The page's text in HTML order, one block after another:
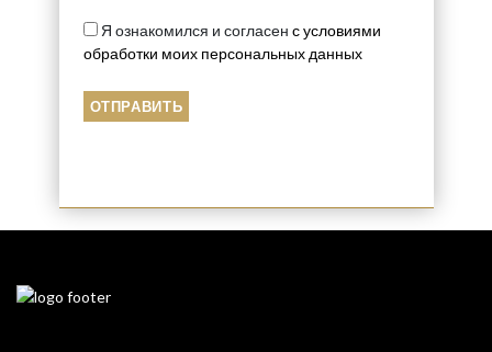
Я ознакомился и согласен с условиями
обработки моих персональных данных